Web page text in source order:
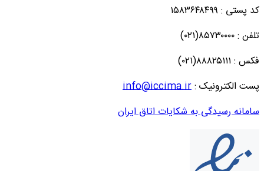
کد پستی : ۱۵۸۳۶۴۸۴۹۹
تلفن : ۸۵۷۳۰۰۰۰(۰۲۱)
فکس : ۸۸۸۲۵۱۱۱(۰۲۱)
پست الکترونیک :info@iccima.ir
سامانه رسیدگی به شکایات اتاق ایران